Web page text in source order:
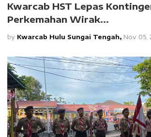
Kwarcab HST Lepas
Perkemahan Wirak...
by Kwarcab Hulu Sungai Tengah, Nov 05,